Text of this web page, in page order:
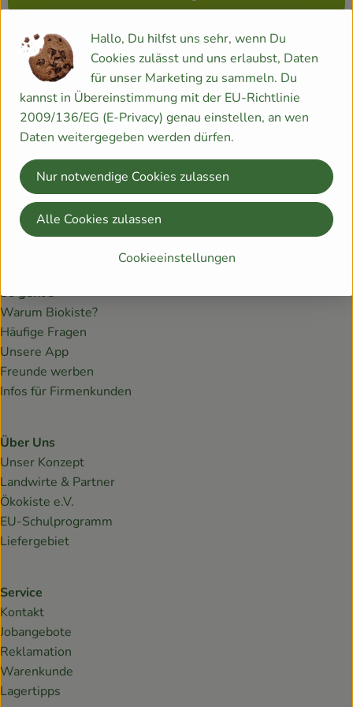
Rezepte
Wichtiger Hinweis |Aktuell berechnen wir einen
Energiekostenzuschlag von 50 Cent, um die gestiegenen
Kosten temporär aufzufangen.Mehr dazu hier »
Du hast Fragen? Wir antworten!
Kauslunder Straße 75d
24943 Flensburg
04634 - 931 877 0
info@lebendiges-land.de
So geht's
Warum Biokiste?
Häufige Fragen
Unsere App
Freunde werben
Infos für Firmenkunden
Über Uns
Unser Konzept
Landwirte & Partner
Ökokiste e.V.
EU-Schulprogramm
Liefergebiet
Service
Kontakt
Jobangebote
Reklamation
Warenkunde
Lagertipps
Hallo, Du hilfst uns sehr, wenn Du
Cookies zulässt und uns erlaubst, Daten
für unser Marketing zu sammeln. Du
kannst in Übereinstimmung mit der EU-Richtlinie
2009/136/EG (E-Privacy) genau einstellen, an wen
Daten weitergegeben werden dürfen.
Cookieeinstellungen
Nur notwendige Cookies zulassen
Alle Cookies zulassen